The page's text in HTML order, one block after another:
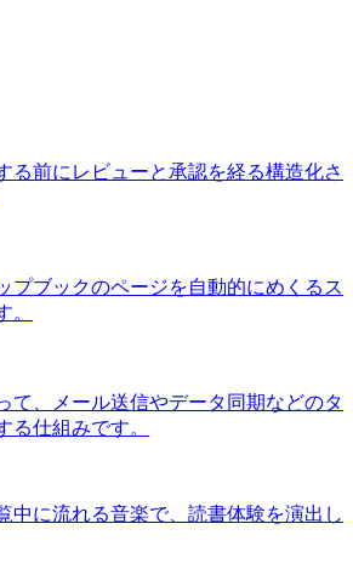
る前にレビューと承認を経る構造化さ
プブックのページを自動的にめくるス
。
て、メール送信やデータ同期などのタ
る仕組みです。
中に流れる音楽で、読書体験を演出し